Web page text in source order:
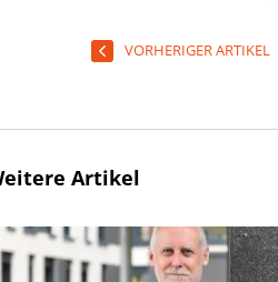
VORHERIGER ARTIKEL
Artikel